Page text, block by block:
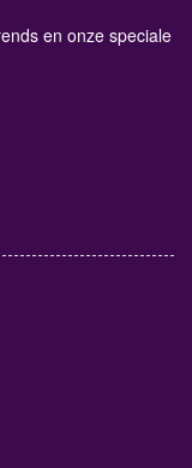
en onze speciale